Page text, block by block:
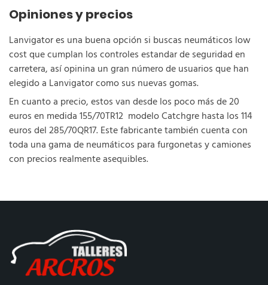
Opiniones y precios
Lanvigator es una buena opción si buscas neumáticos low
cost que cumplan los controles estandar de seguridad en
carretera, así opinina un gran número de usuarios que han
elegido a Lanvigator como sus nuevas gomas.
En cuanto a precio, estos van desde los poco más de 20
euros en medida 155/70TR12 modelo Catchgre hasta los 114
euros del 285/70QR17. Este fabricante también cuenta con
toda una gama de neumáticos para furgonetas y camiones
con precios realmente asequibles.